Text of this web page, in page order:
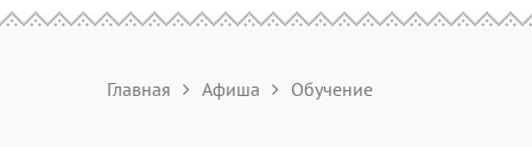
Главная Афиша Обучение